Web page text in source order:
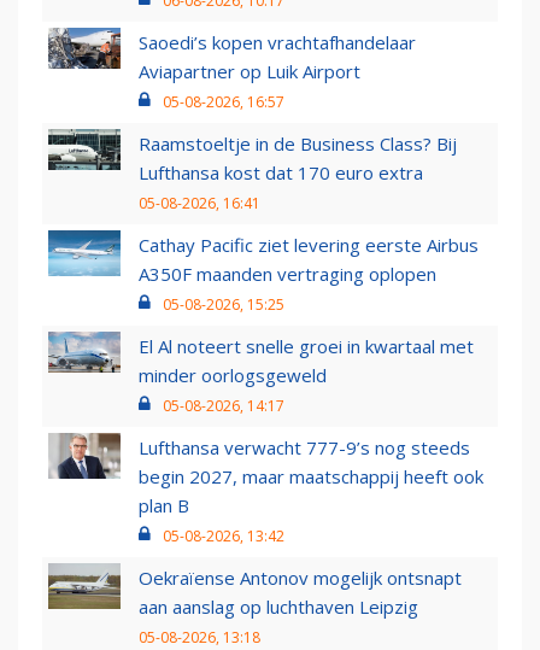
Saoedi’s kopen vrachtafhandelaar
Aviapartner op Luik Airport
05-08-2026, 16:57
Raamstoeltje in de Business Class? Bij
Lufthansa kost dat 170 euro extra
05-08-2026, 16:41
Cathay Pacific ziet levering eerste Airbus
A350F maanden vertraging oplopen
05-08-2026, 15:25
El Al noteert snelle groei in kwartaal met
minder oorlogsgeweld
05-08-2026, 14:17
Lufthansa verwacht 777-9’s nog steeds
begin 2027, maar maatschappij heeft ook
plan B
05-08-2026, 13:42
Oekraïense Antonov mogelijk ontsnapt
aan aanslag op luchthaven Leipzig
05-08-2026, 13:18